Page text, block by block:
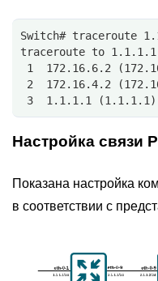
Switch# traceroute
traceroute to 1.1.1.1
1  172.16.6.2
2  172.16.4.2
3  1.1.1.1 (1.1.1.1)
Настройка связи
Показана настройка
в соответствии с